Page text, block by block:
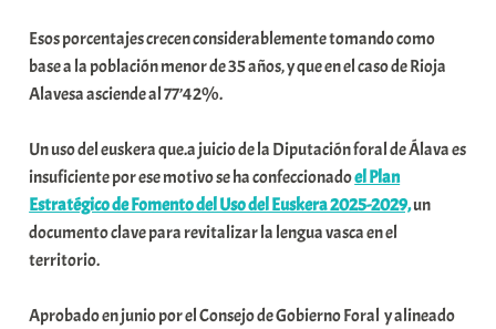
n
i
t
t
e
a
Esos porcentajes crecen considerablemente tomando como
base a la población menor de 35 años, y que en el caso de Rioja
Alavesa asciende al 77’42%.
Un uso del euskera que.a juicio de la Diputación foral de Álava es
insuficiente por ese motivo se ha confeccionadoel Plan
Estratégico de Fomento del Uso del Euskera 2025-2029,un
documento clave para revitalizar la lengua vasca en el
territorio.
Aprobado en junio por el Consejo de Gobierno Foral y alineado